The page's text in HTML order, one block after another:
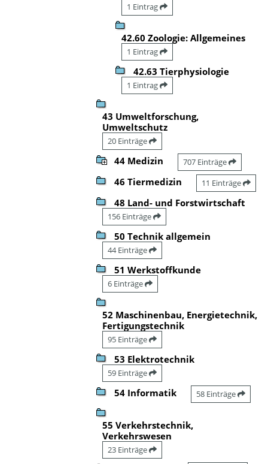
1 Eintrag
42.60 Zoologie: Allgemeines
1 Eintrag
42.63 Tierphysiologie
1 Eintrag
43 Umweltforschung,
Umweltschutz
20 Einträge
44 Medizin 707 Einträge
46 Tiermedizin 11 Einträge
48 Land- und Forstwirtschaft
156 Einträge
50 Technik allgemein
44 Einträge
51 Werkstoffkunde
6 Einträge
52 Maschinenbau, Energietechnik,
Fertigungstechnik
95 Einträge
53 Elektrotechnik
59 Einträge
54 Informatik 58 Einträge
55 Verkehrstechnik,
Verkehrswesen
23 Einträge